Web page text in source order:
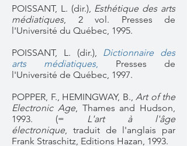
POISSANT, L. (dir.), Esthétique des arts
médiatiques, 2 vol. Presses de
l'Université du Québec, 1995.
POISSANT, L. (dir.), Dictionnaire des
arts médiatiques, Presses de
l'Université de Québec, 1997.
POPPER, F., HEMINGWAY, B., Art of the
Electronic Age, Thames and Hudson,
1993. (= L'art à l'âge
électronique, traduit de l'anglais par
Frank Straschitz, Editions Hazan, 1993.